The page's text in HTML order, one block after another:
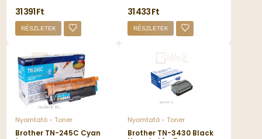
31 391 Ft
RÉSZLETEK
31 433 Ft
RÉSZLETEK
Nyomtató - Toner
Brother TN-245C Cyan
Nyomtató - Toner
Brother TN-3430 Black